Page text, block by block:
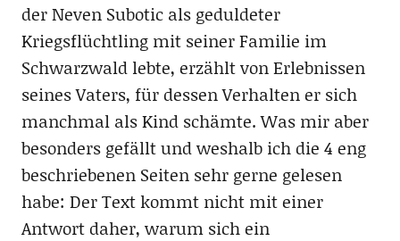
der Neven Subotic als geduldeter
Kriegsflüchtling mit seiner Familie im
Schwarzwald lebte, erzählt von Erlebnissen
seines Vaters, für dessen Verhalten er sich
manchmal als Kind schämte. Was mir aber
besonders gefällt und weshalb ich die 4 eng
beschriebenen Seiten sehr gerne gelesen
habe: Der Text kommt nicht mit einer
Antwort daher, warum sich ein